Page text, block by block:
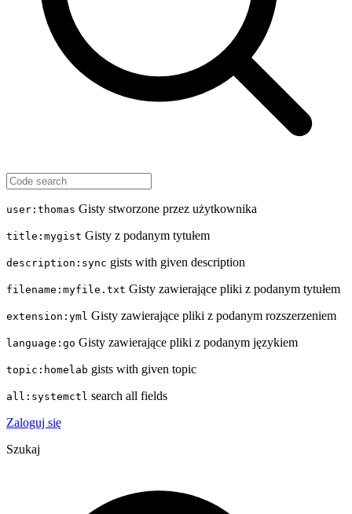
user:thomas Gisty stworzone przez użytkownika
title:mygist Gisty z podanym tytułem
description:sync gists with given description
filename:myfile.txt Gisty zawierające pliki z podanym tytułem
extension:yml Gisty zawierające pliki z podanym rozszerzeniem
language:go Gisty zawierające pliki z podanym językiem
topic:homelab gists with given topic
all:systemctl search all fields
Zaloguj się
Szukaj